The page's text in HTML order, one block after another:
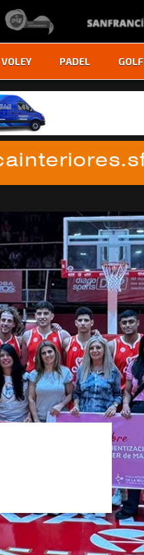
VOLEY PADEL GOLF